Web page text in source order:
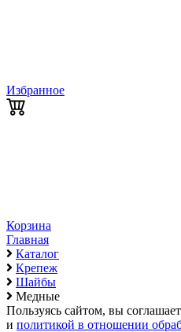
Избранное
Корзина
Главная
Каталог
Крепеж
Шайбы
Медные
Пользуясь сайтом, вы
и политикой в отношении